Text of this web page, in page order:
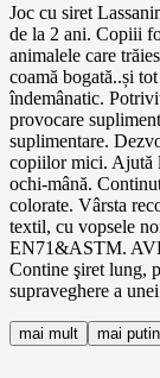
Joc cu siret
de la 2 ani. Copiii
animalele care
coamă bogată..și
îndemânatic.
provocare
suplimentare.
copiilor mici. Ajută
ochi-mână.
colorate. Vârsta
textil, cu vopsele
EN71&ASTM.
Contine şiret lung,
supraveghere a
mai mult mai putin